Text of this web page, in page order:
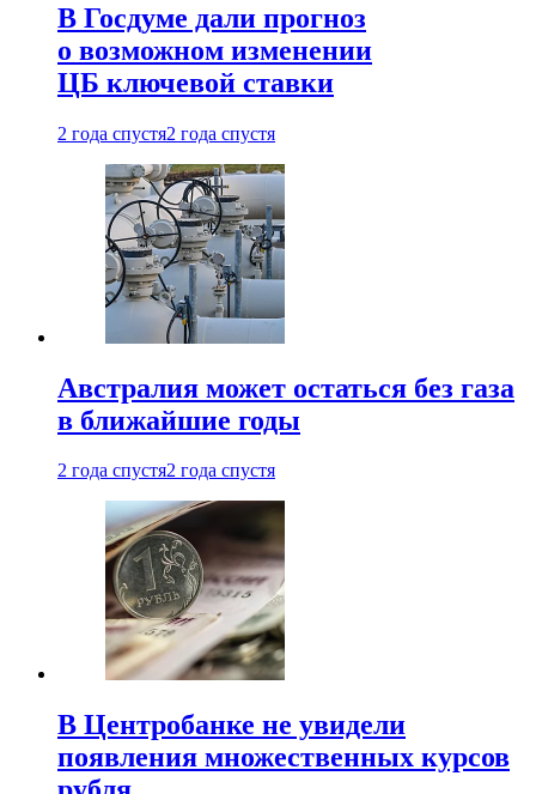
В Госдуме дали прогноз
о возможном изменении
ЦБ ключевой ставки
2 года спустя2 года спустя
Австралия может остаться без газа
в ближайшие годы
2 года спустя2 года спустя
В Центробанке не увидели
появления множественных курсов